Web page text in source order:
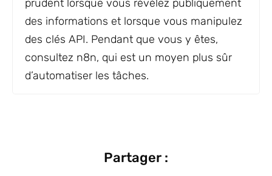
prudent lorsque vous révélez publiquement
des informations et lorsque vous manipulez
des clés API. Pendant que vous y êtes,
consultez n8n, qui est un moyen plus sûr
d’automatiser les tâches.
Partager :